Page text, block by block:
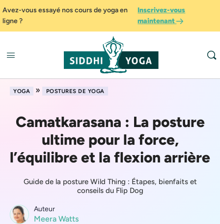
Avez-vous essayé nos cours de yoga en
ligne ?
Inscrivez-vous
maintenant
YOGA » POSTURES DE YOGA
Camatkarasana : La posture
ultime pour la force,
l’équilibre et la flexion arrière
Guide de la posture Wild Thing : Étapes, bienfaits et
conseils du Flip Dog
Auteur
Meera Watts